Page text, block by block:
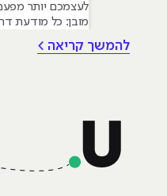
לעצמכם יותר
מובן: כל מודעת
כבר נגע במוצר
להמשך קריאה >